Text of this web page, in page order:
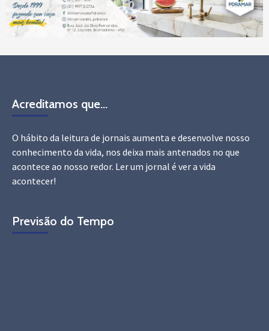
Acreditamos que…
O hábito da leitura de jornais aumenta e desenvolve nosso
conhecimento da vida, nos deixa mais antenados no que
acontece ao nosso redor. Ler um jornal é ver a vida
acontecer!
Previsão do Tempo